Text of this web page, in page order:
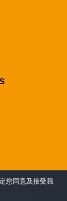
您同意及接受我